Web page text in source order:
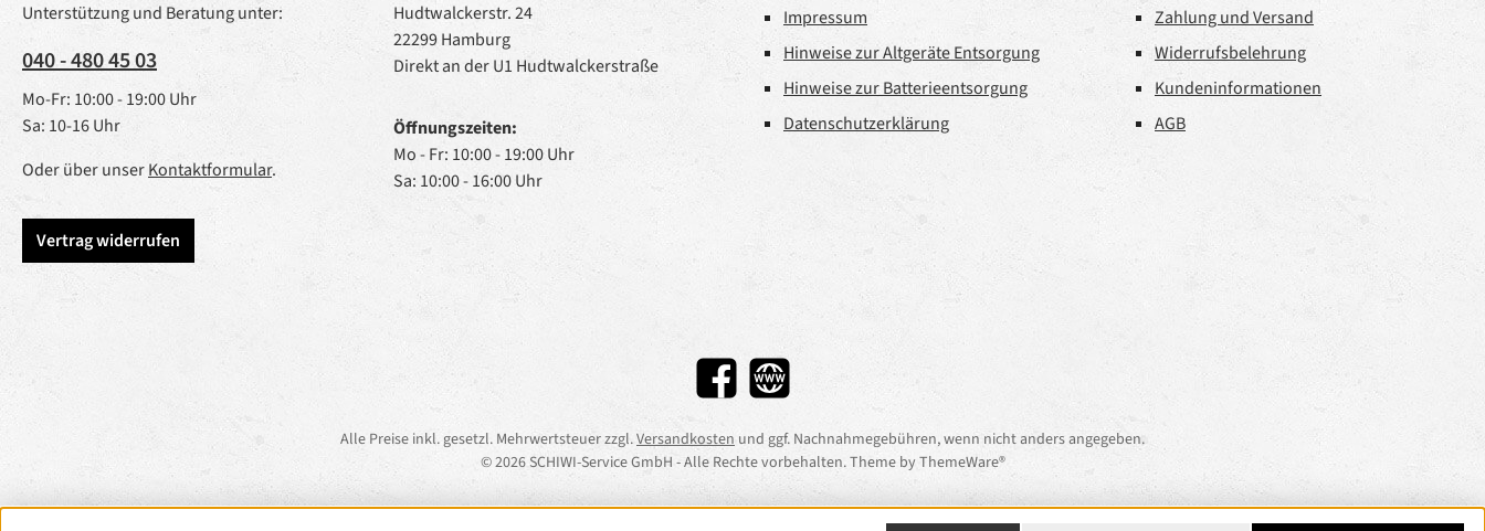
Unterstützung und Beratung unter:
040 - 480 45 03
Mo-Fr: 10:00 - 19:00 Uhr
Sa: 10-16 Uhr
Oder über unserKontaktformular.
Vertrag widerrufen
Hudtwalckerstr. 24
22299 Hamburg
Direkt an der U1 Hudtwalckerstraße
Öffnungszeiten:
Mo - Fr: 10:00 - 19:00 Uhr
Sa: 10:00 - 16:00 Uhr
Impressum
Hinweise zur Altgeräte Entsorgung
Hinweise zur Batterieentsorgung
Datenschutzerklärung
Zahlung und Versand
Widerrufsbelehrung
Kundeninformationen
AGB
FacebookWebsite
Alle Preise inkl. gesetzl. Mehrwertsteuer zzgl.Versandkosten und ggf. Nachnahmegebühren, wenn nicht anders angegeben.
© 2026 SCHIWI-Service GmbH - Alle Rechte vorbehalten. Theme byThemeWare®